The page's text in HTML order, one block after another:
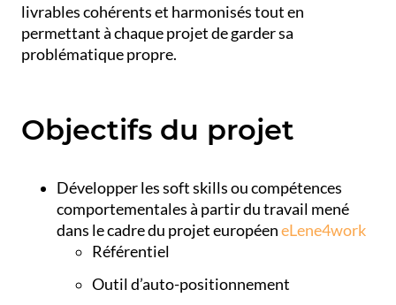
livrables cohérents et harmonisés tout en
permettant à chaque projet de garder sa
problématique propre.
Objectifs du projet
Développer les soft skills ou compétences
comportementales à partir du travail mené
dans le cadre du projet européeneLene4work
Référentiel
Outil d’auto-positionnement